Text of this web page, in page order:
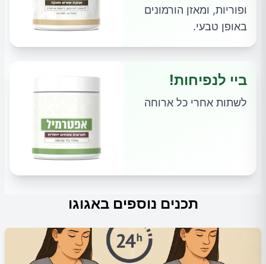
ופוריות, ומאזן הורמונים
באופן טבעי.
ביי לנפיחות!
לשתות אחרי כל ארוחה
תכנים נוספים באגוגו